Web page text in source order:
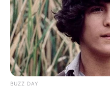
BUZZ DAY